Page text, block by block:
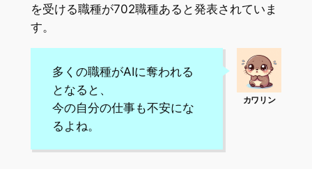
を受ける職種が702職種あると発表されていま
す。
多くの職種がAIに奪われる
となると、
今の自分の仕事も不安にな
るよね。